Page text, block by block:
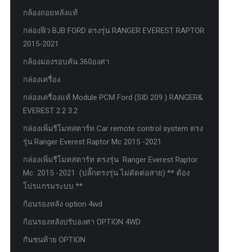
กล้องถอยหลังแท้
กล่องฟิว BJB FORD ตรงรุ่น RANGER EVEREST RAPTOR
2015-2021
กล้องมองรอบคัน 360องศา
กล่องเครื่อง
กล่องเครื่องแท้ Module PCM Ford (SID 209 ) RANGER&
EVEREST 2.2 3.2
กล่องเพิ่มรีโมทสตาร์ท Car remote control system ตรง
รุ่น Ranger Everest Raptor Mc 2015 -2021
กล่องเพิ่มรีโมทสตาร์ท ตรงรุ่น Ranger Everest Raptor
Mc 2015 -2021 (ปลั๊กตรงรุ่น ไม่ตัดต่อสาย) ** ต้อง
โปรแกรมระบบ **
ก้อนรองหลัง option 4wd
ก้อนรองหลังปรับองศา OPTION 4WD
กันชนท้าย OPTION